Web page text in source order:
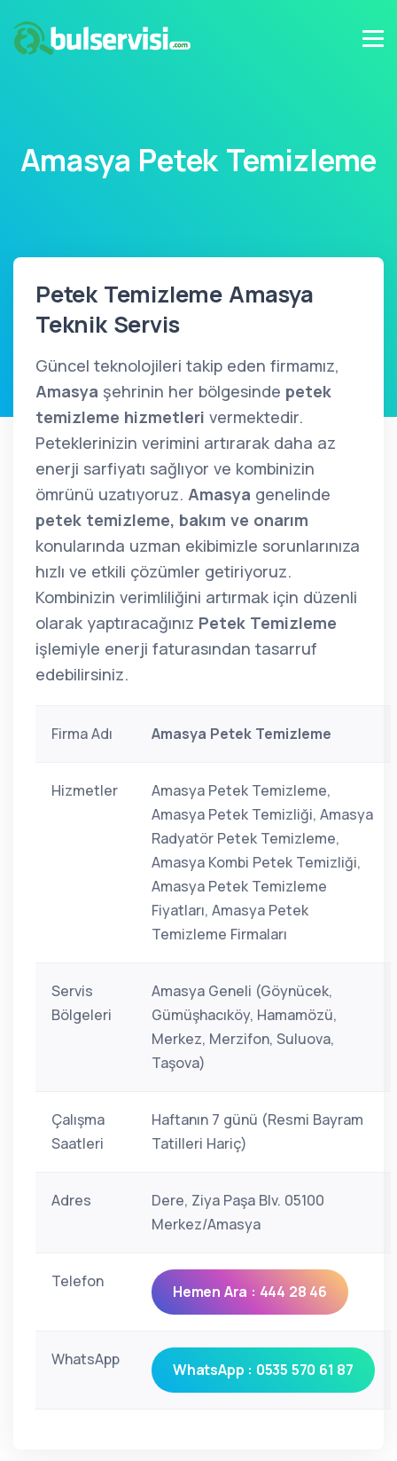
Amasya Petek Temizleme
Petek Temizleme Amasya
Teknik Servis
Güncel teknolojileri takip eden firmamız,
Amasya şehrinin her bölgesinde petek
temizleme hizmetleri vermektedir.
Peteklerinizin verimini artırarak daha az
enerji sarfiyatı sağlıyor ve kombinizin
ömrünü uzatıyoruz. Amasya genelinde
petek temizleme, bakım ve onarım
konularında uzman ekibimizle sorunlarınıza
hızlı ve etkili çözümler getiriyoruz.
Kombinizin verimliliğini artırmak için düzenli
olarak yaptıracağınız Petek Temizleme
işlemiyle enerji faturasından tasarruf
edebilirsiniz.
Firma Adı Amasya Petek Temizleme
Hizmetler
Amasya Petek Temizleme,
Amasya Petek Temizliği, Amasya
Radyatör Petek Temizleme,
Amasya Kombi Petek Temizliği,
Amasya Petek Temizleme
Fiyatları, Amasya Petek
Temizleme Firmaları
Servis
Bölgeleri
Amasya Geneli (Göynücek,
Gümüşhacıköy, Hamamözü,
Merkez, Merzifon, Suluova,
Taşova)
Çalışma
Saatleri
Haftanın 7 günü (Resmi Bayram
Tatilleri Hariç)
Adres
Dere, Ziya Paşa Blv. 05100
Merkez/Amasya
Telefon
Hemen Ara : 444 28 46
WhatsApp
WhatsApp : 0535 570 61 87